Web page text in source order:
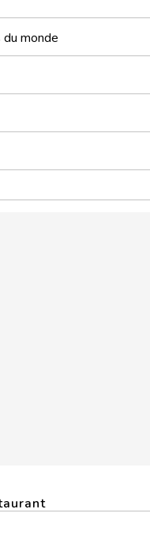
du monde